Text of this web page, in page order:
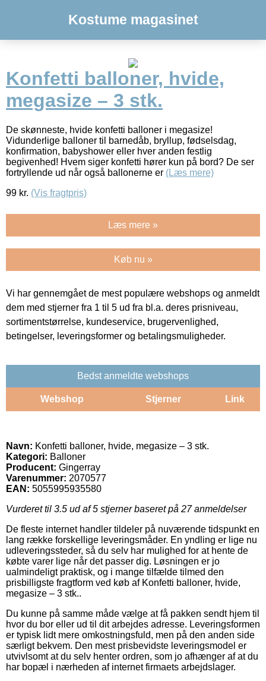
Kostume magasinet
Konfetti balloner, hvide,
megasize – 3 stk.
De skønneste, hvide konfetti balloner i megasize!
Vidunderlige balloner til barnedåb, bryllup, fødselsdag,
konfirmation, babyshower eller hver anden festlig
begivenhed! Hvem siger konfetti hører kun på bord? De ser
fortryllende ud når også ballonerne er (Læs mere)
99 kr. (Vis fragtpris)
Læs mere »
Køb nu »
Vi har gennemgået de mest populære webshops og anmeldt
dem med stjerner fra 1 til 5 ud fra bl.a. deres prisniveau,
sortimentstørrelse, kundeservice, brugervenlighed,
betingelser, leveringsformer og betalingsmuligheder.
Bedst anmeldte webshops
Webshop Stjerner Link
Navn: Konfetti balloner, hvide, megasize – 3 stk.
Kategori: Balloner
Producent: Gingerray
Varenummer: 2070577
EAN: 5055995935580
Vurderet til 3.5 ud af 5 stjerner baseret på 27anmeldelser
De fleste internet handler tildeler på nuværende tidspunkt en
lang række forskellige leveringsmåder. En yndling er lige nu
udleveringssteder, så du selv har mulighed for at hente de
købte varer lige når det passer dig. Løsningen er jo
ualmindeligt praktisk, og i mange tilfælde tilmed den
prisbilligste fragtform ved køb af Konfetti balloner, hvide,
megasize – 3 stk..
Du kunne på samme måde vælge at få pakken sendt hjem til
hvor du bor eller ud til dit arbejdes adresse. Leveringsformen
er typisk lidt mere omkostningsfuld, men på den anden side
særligt bekvem. Den mest prisbevidste leveringsmodel er
utvivlsomt at du selv henter ordren, som jo afhænger af at du
har bopæl i nærheden af internet firmaets arbejdslager.